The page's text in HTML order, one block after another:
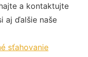
a kontaktujte
aj ďalšie naše
sťahovanie